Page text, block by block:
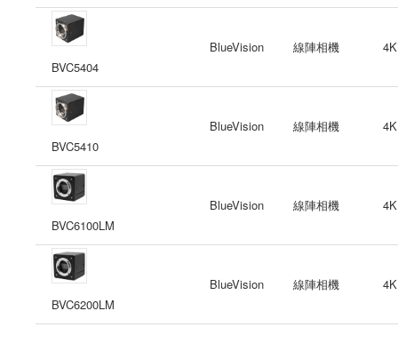
BVC5404
BlueVision 線陣相機 4K
BVC5410
BlueVision 線陣相機 4K
BVC6100LM
BlueVision 線陣相機 4K
BVC6200LM
BlueVision 線陣相機 4K